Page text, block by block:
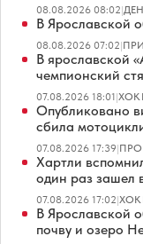
08.08.2026 08:02|
В Ярославской
08.08.2026 07:02|
В ярославской
чемпионский
07.08.2026 18:01|
Опубликовано
сбила
07.08.2026 17:39|
Хартли
один раз зашел
07.08.2026 17:02|
В Ярославской
почву и озеро